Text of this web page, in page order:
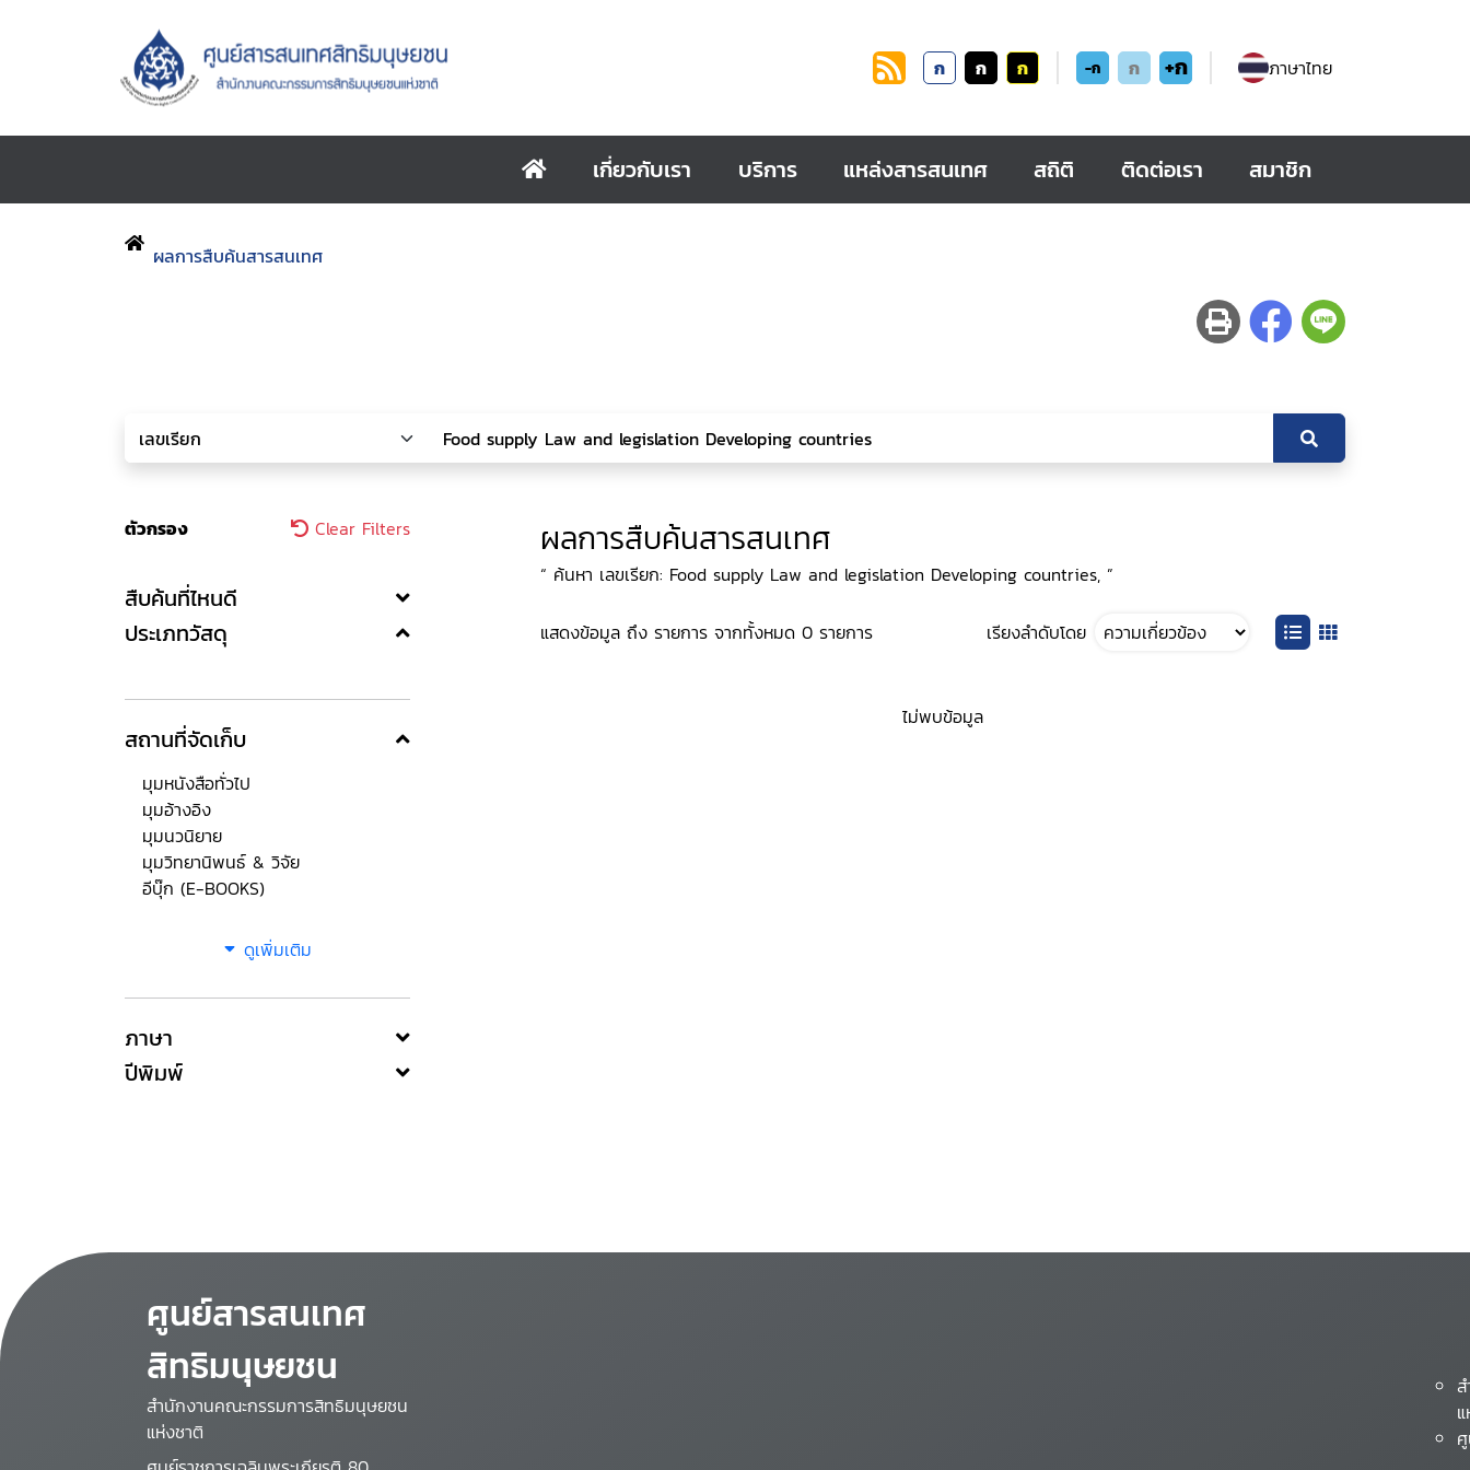
ก ก ก -ก ก +ก ภาษาไทย
เกี่ยวกับเรา บริการ แหล่งสารสนเทศ สถิติ ติดต่อเรา สมาชิก
ผลการสืบค้นสารสนเทศ
ตัวกรอง Clear Filters
สืบค้นที่ไหนดี
ประเภทวัสดุ
สถานที่จัดเก็บ
มุมหนังสือทั่วไป
มุมอ้างอิง
มุมนวนิยาย
มุมวิทยานิพนธ์ & วิจัย
อีบุ๊ก (E-BOOKS)
ดูเพิ่มเติม
ภาษา
ปีพิมพ์
ผลการสืบค้นสารสนเทศ
“ ค้นหา เลขเรียก: Food supply Law and legislation Developing countries, ”
แสดงข้อมูล ถึง รายการ จากทั้งหมด 0 รายการ เรียงลำดับโดย
ไม่พบข้อมูล
ศูนย์สารสนเทศ
สิทธิมนุษยชน
สำนักงานคณะกรรมการสิทธิมนุษยชน
แห่งชาติ